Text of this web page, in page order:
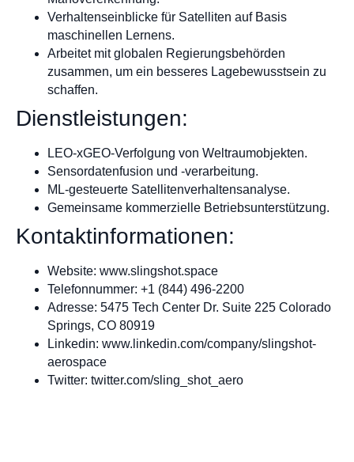
Verhaltenseinblicke für Satelliten auf Basis
maschinellen Lernens.
Arbeitet mit globalen Regierungsbehörden
zusammen, um ein besseres Lagebewusstsein zu
schaffen.
Dienstleistungen:
LEO-xGEO-Verfolgung von Weltraumobjekten.
Sensordatenfusion und -verarbeitung.
ML-gesteuerte Satellitenverhaltensanalyse.
Gemeinsame kommerzielle Betriebsunterstützung.
Kontaktinformationen:
Website: www.slingshot.space
Telefonnummer: +1 (844) 496-2200
Adresse: 5475 Tech Center Dr. Suite 225 Colorado
Springs, CO 80919
Linkedin: www.linkedin.com/company/slingshot-
aerospace
Twitter: twitter.com/sling_shot_aero